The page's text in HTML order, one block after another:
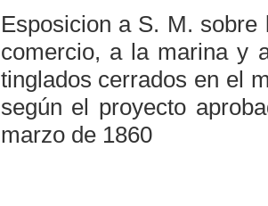
Esposicion a S. M.
comercio, a la marina y
tinglados cerrados en el
según el proyecto
marzo de 1860